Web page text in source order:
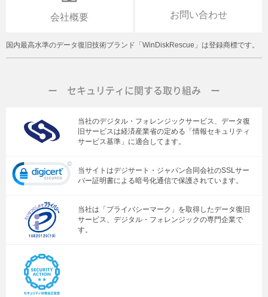
会社概要 お問い合わせ
国内最高水準のデータ復旧技術ブランド「WinDiskRescue」は登録商標です。
ー セキュリティに関する取り組み ー
当社のデジタル・フォレンジックサービス、データ復
旧サービスは経済産業省の定める「情報セキュリティ
サービス基準」に適合してます。
当サイトはデジサート・ジャパン合同会社のSSLサー
バー証明書による暗号化通信で保護されています。
当社は「プライバシーマーク」を取得したデータ復旧
サービス、デジタル・フォレンジックの専門企業で
す。